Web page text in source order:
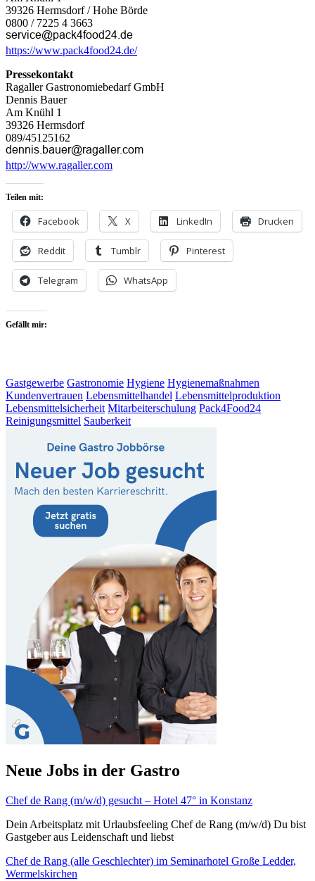
39326 Hermsdorf / Hohe Börde
0800 / 7225 4 3663
https://www.pack4food24.de/
Pressekontakt
Ragaller Gastronomiebedarf GmbH
Dennis Bauer
Am Knühl 1
39326 Hermsdorf
089/45125162
http://www.ragaller.com
Teilen mit:
Facebook X LinkedIn Drucken
Reddit Tumblr Pinterest
Telegram WhatsApp
Gefällt mir:
Gastgewerbe Gastronomie Hygiene Hygienemaßnahmen
Kundenvertrauen Lebensmittelhandel Lebensmittelproduktion
Lebensmittelsicherheit Mitarbeiterschulung Pack4Food24
Reinigungsmittel Sauberkeit
Neue Jobs in der Gastro
Chef de Rang (m/w/d) gesucht – Hotel 47° in Konstanz
Dein Arbeitsplatz mit Urlaubsfeeling Chef de Rang (m/w/d) Du bist
Gastgeber aus Leidenschaft und liebst
Chef de Rang (alle Geschlechter) im Seminarhotel Große Ledder,
Wermelskirchen